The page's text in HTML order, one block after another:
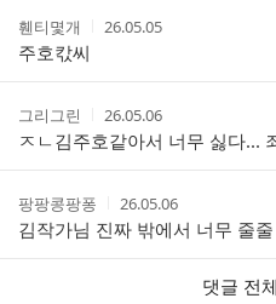
작
성
자
휀티몇개
작
간
26.05.05
주호칷씨
작
성
자
그리그린
작
성
시
간
26.05.06
ㅈㄴ김주호같아서 너무 싫다...
작
성
자
팡팡콩팡퐁
작
성
시
간
26.05.06
김작가님 진짜 밖에서 너무 줄
댓글 전